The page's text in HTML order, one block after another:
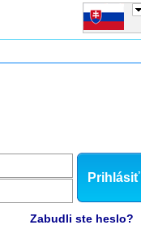
Prihlásiť
Zabudli ste heslo?